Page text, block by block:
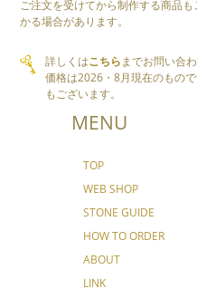
ご注文を受けてから制作する商品
かる場合があります。
詳しくはこちらまでお問い合
価格は2026・8月現在のもの
もございます。
MENU
TOP
WEB SHOP
STONE GUIDE
HOW TO ORDER
ABOUT
LINK